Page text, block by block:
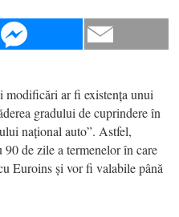
ar fi existența unui
gradului de cuprindere în
național auto”. Astfel,
de zile a termenelor în care
Euroins și vor fi valabile până